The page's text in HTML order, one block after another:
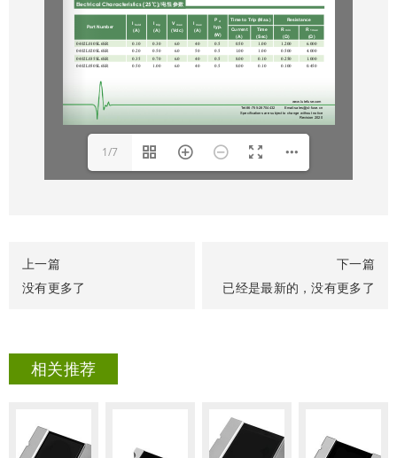
1/7
上一篇
没有更多了
下一篇
已经是最新的，没有更多了
相关推荐